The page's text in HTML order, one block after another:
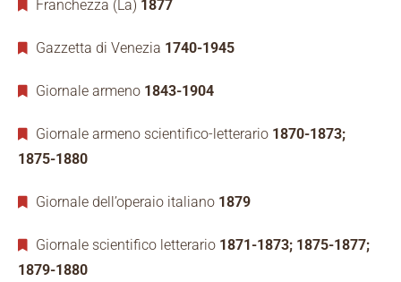
Franchezza (La) 1877
Gazzetta di Venezia 1740-1945
Giornale armeno 1843-1904
Giornale armeno scientifico-letterario 1870-1873;
1875-1880
Giornale dell’operaio italiano 1879
Giornale scientifico letterario 1871-1873; 1875-1877;
1879-1880